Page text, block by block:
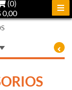
(0)
0,00